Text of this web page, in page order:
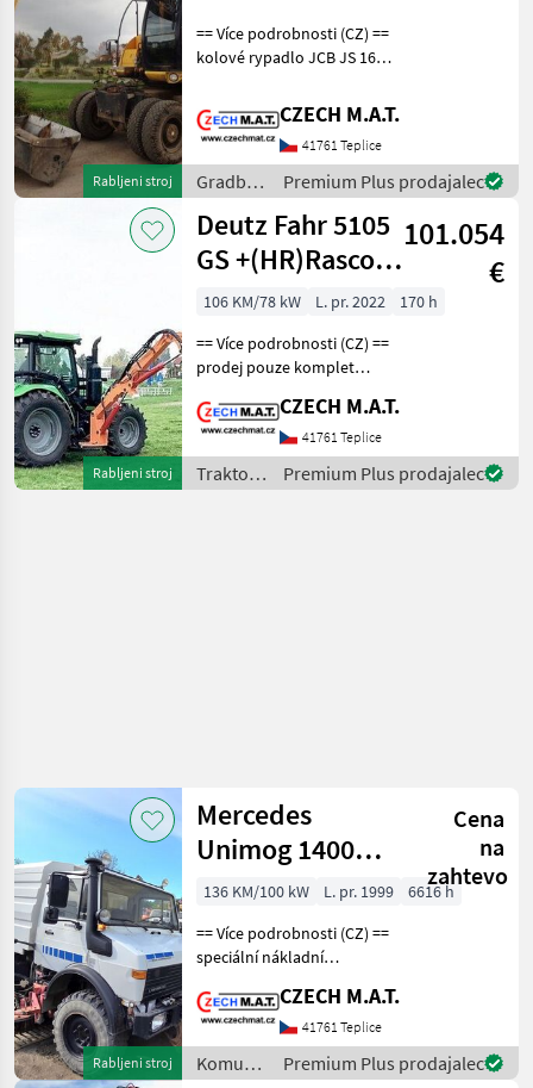
Rabljeni stroj
== Více podrobnosti (CZ) ==
kolové rypadlo JCB JS 160
13 828 mth váha 16.858 t
hydraulické vývody 5 lopat:
45+60+80 +1.1m prosívací
+2m
CZECH M.A.T.
41761 Teplice
Gradbeni
stroji /
JCB
Premium Plus prodajalec
Rabljeni stroj
Deutz Fahr 5105
GS +(HR)Rasco -
BRK 6000
101.054
€
106 KM/78 kW L. pr. 2022
170 h
== Více podrobnosti (CZ) ==
prodej pouze komplet
komunální výbavou RASCO:
-boční svahové sekací
mulčovací rameno vč. zadní
zátěže -čeln
CZECH M.A.T.
41761 Teplice
Traktor /
Deutz
Premium Plus prodajalec
Rabljeni stroj
Mercedes
Unimog 1400
+Schmidt SK320
Cena
na
zahtevo
136 KM/100 kW L. pr. 1999
6616 h
== Více podrobnosti (CZ) ==
speciální nákladní
4x4 komunál Mercedes
UNIMOG 1400 rok 1999, 1
majitel (CZ) najeto 63.086
km orig. / 6.616
CZECH M.A.T.
41761 Teplice
KomunalnaPremium Plus prodajalec